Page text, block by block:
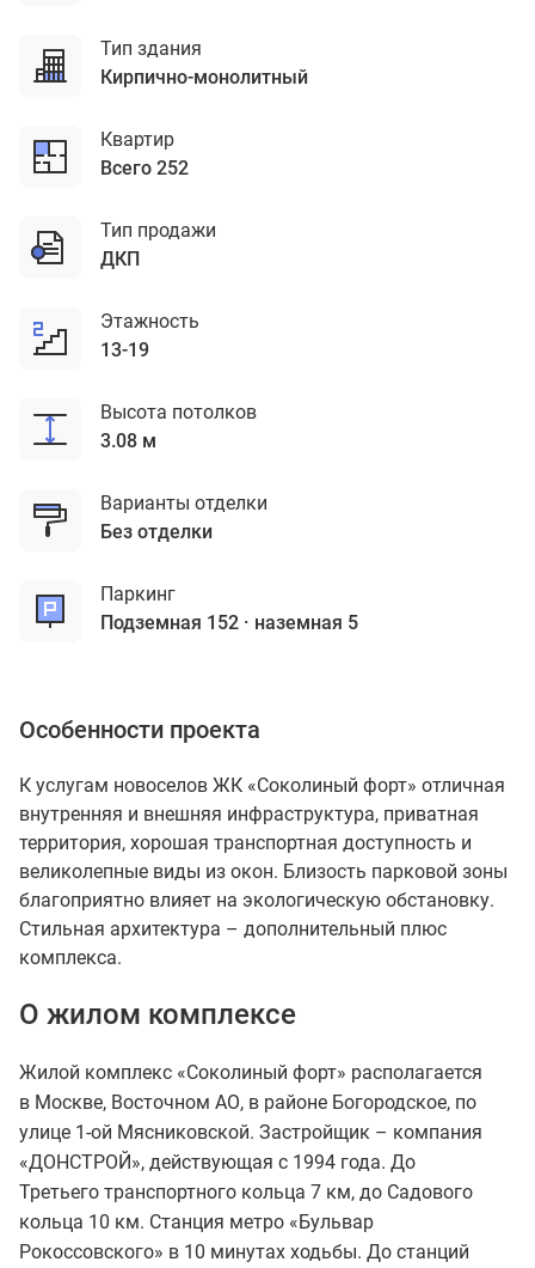
Тип здания
кирпично-монолитный
Квартир
Всего 252
Тип продажи
ДКП
Этажность
13-19
Высота потолков
3.08 м
Варианты отделки
без отделки
Паркинг
подземная 152
наземная 5
Особенности проекта
К услугам новоселов ЖК «Соколиный форт» отличная
внутренняя и внешняя инфраструктура, приватная
территория, хорошая транспортная доступность и
великолепные виды из окон. Близость парковой зоны
благоприятно влияет на экологическую обстановку.
Стильная архитектура – дополнительный плюс
комплекса.
О жилом комплексе
Жилой комплекс «Соколиный форт» располагается
в Москве, Восточном АО, в районе Богородское, по
улице 1-ой Мясниковской. Застройщик – компания
«ДОНСТРОЙ», действующая с 1994 года. До
Третьего транспортного кольца 7 км, до Садового
кольца 10 км. Станция метро «Бульвар
Рокоссовского» в 10 минутах ходьбы. До станций